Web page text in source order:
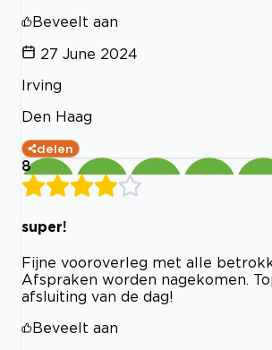
Beveelt aan
27 June 2024
Irving
Den Haag
delen
8
super!
Fijne vooroverleg met alle
Afspraken worden nagekomen.
afsluiting van de dag!
Beveelt aan